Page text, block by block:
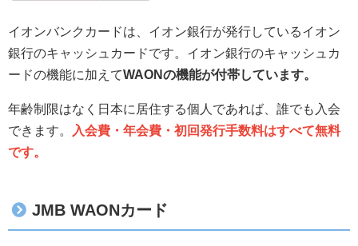
イオンバンクカードは、イオン銀行が発行しているイオン
銀行のキャッシュカードです。イオン銀行のキャッシュカ
ードの機能に加えてWAONの機能が付帯しています。
年齢制限はなく日本に居住する個人であれば、誰でも入会
できます。
入会費・年会費・初回発行手数料はすべて無料
です。
JMB WAONカード